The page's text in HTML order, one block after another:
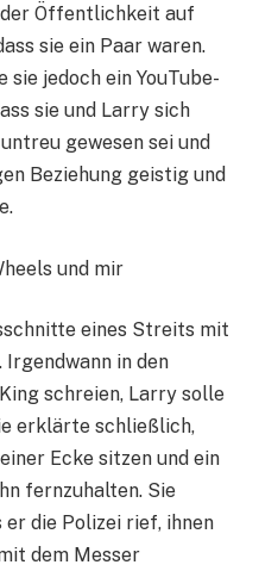
Öffentlichkeit auf
sie ein Paar waren.
jedoch ein YouTube-
sie und Larry sich
gewesen sei und
Beziehung geistig und
und mir
eines Streits mit
Irgendwann in den
schreien, Larry solle
erklärte schließlich,
Ecke sitzen und ein
fernzuhalten. Sie
die Polizei rief, ihnen
dem Messer